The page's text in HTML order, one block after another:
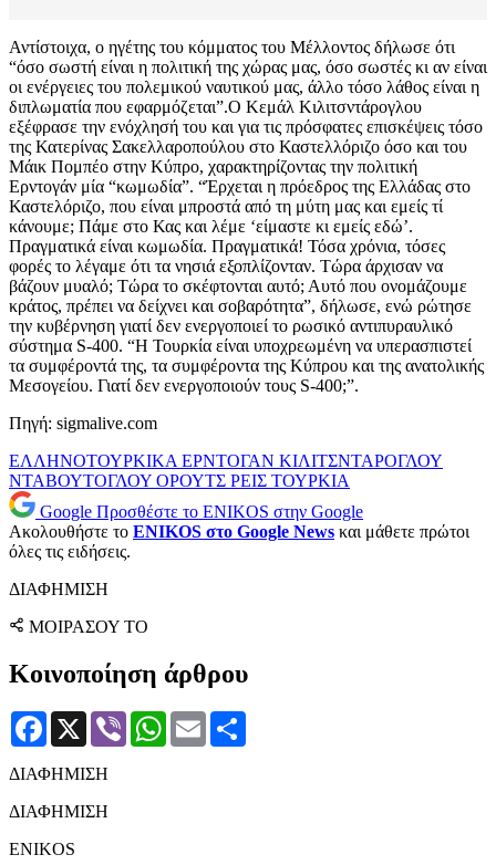
Αντίστοιχα, ο ηγέτης του κόμματος του Μέλλοντος δήλωσε ότι
“όσο σωστή είναι η πολιτική της χώρας μας, όσο σωστές κι αν είναι
οι ενέργειες του πολεμικού ναυτικού μας, άλλο τόσο λάθος είναι η
διπλωματία που εφαρμόζεται”.Ο Κεμάλ Κιλιτσντάρογλου
εξέφρασε την ενόχλησή του και για τις πρόσφατες επισκέψεις τόσο
της Κατερίνας Σακελλαροπούλου στο Καστελλόριζο όσο και του
Μάικ Πομπέο στην Κύπρο, χαρακτηρίζοντας την πολιτική
Ερντογάν μία “κωμωδία”. “Έρχεται η πρόεδρος της Ελλάδας στο
Καστελόριζο, που είναι μπροστά από τη μύτη μας και εμείς τί
κάνουμε; Πάμε στο Κας και λέμε ‘είμαστε κι εμείς εδώ’.
Πραγματικά είναι κωμωδία. Πραγματικά! Τόσα χρόνια, τόσες
φορές το λέγαμε ότι τα νησιά εξοπλίζονταν. Τώρα άρχισαν να
βάζουν μυαλό; Τώρα το σκέφτονται αυτό; Αυτό που ονομάζουμε
κράτος, πρέπει να δείχνει και σοβαρότητα”, δήλωσε, ενώ ρώτησε
την κυβέρνηση γιατί δεν ενεργοποιεί το ρωσικό αντιπυραυλικό
σύστημα S-400. “Η Τουρκία είναι υποχρεωμένη να υπερασπιστεί
τα συμφέροντά της, τα συμφέροντα της Κύπρου και της ανατολικής
Μεσογείου. Γιατί δεν ενεργοποιούν τους S-400;”.
Πηγή: sigmalive.com
ΕΛΛΗΝΟΤΟΥΡΚΙΚΑ ΕΡΝΤΟΓΑΝ ΚΙΛΙΤΣΝΤΑΡΟΓΛΟΥ
ΝΤΑΒΟΥΤΟΓΛΟΥ ΟΡΟΥΤΣ ΡΕΙΣ ΤΟΥΡΚΙΑ
Google Προσθέστε το ENIKOS στην Google
Ακολουθήστε το ENIKOS στο Google News και μάθετε πρώτοι
όλες τις ειδήσεις.
ΔΙΑΦΗΜΙΣΗ
ΜΟΙΡΑΣΟΥ ΤΟ
Κοινοποίηση άρθρου
Facebook
X Viber WhatsApp
Email
ΔΙΑΦΗΜΙΣΗ
ΔΙΑΦΗΜΙΣΗ
ENIKOS